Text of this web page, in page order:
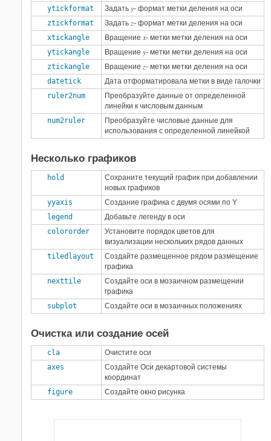
ytickformat
Задать y- формат метки деления на оси
ztickformat
Задать z- формат метки деления на оси
xtickangle
Вращениеx- метки метки деления на оси
ytickangle
Вращение y- метки метки деления на оси
ztickangle
Вращение z- метки метки деления на оси
datetick
Дата отформатировала метки в виде галочки
ruler2num
Преобразуйте данные от определенной
линейки к числовым данным
num2ruler
Преобразуйте числовые данные для
использования с определенной линейкой
Несколько графиков
hold
Сохраните текущий график при добавлении
новых графиков
yyaxis
Создание графика с двумя осями по Y
legend
Добавьте легенду в оси
colororder
Установите порядок цветов для
визуализации нескольких рядов данных
tiledlayout
Создайте размещенное рядом размещение
графика
nexttile
Создайте оси в мозаичном размещении
графика
subplot
Создайте оси в мозаичных положениях
Очистка или создание осей
cla
Очистите оси
axes
Создайте Оси декартовой системы
координат
figure
Создайте окно рисунка